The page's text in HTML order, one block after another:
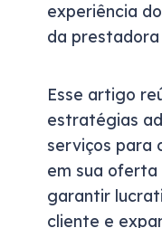
experiência
da
Esse artigo
estratégias
serviços para
em sua oferta
garantir
cliente e